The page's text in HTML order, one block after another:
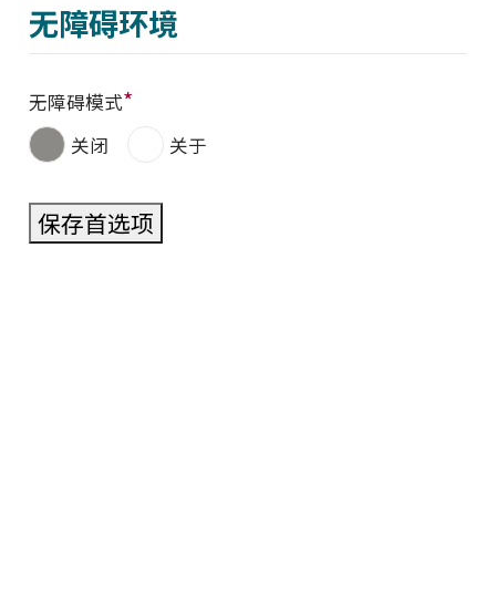
无障碍环境
无障碍模式*
关闭 关于
保存首选项